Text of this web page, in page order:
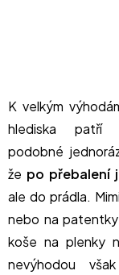
K velkým
hlediska
podobné
že po přebalení
ale do prádla.
nebo na
koše na plenky
nevýhodou